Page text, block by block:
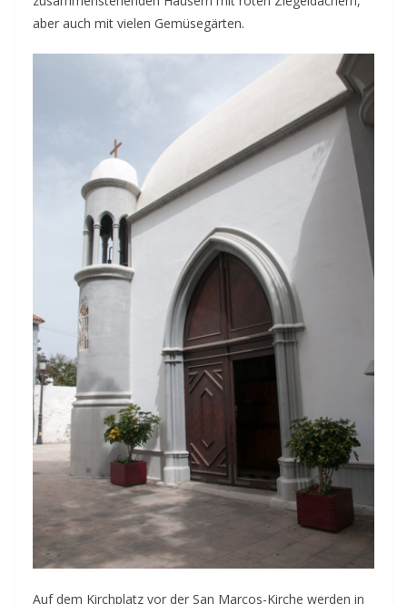
aber auch mit vielen Gemüsegärten.
Auf dem Kirchplatz vor der San Marcos-Kirche werden in